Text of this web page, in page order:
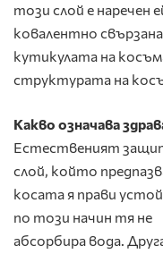
този слой е наречен
ковалентно
кутикулата на
структурата на
Какво означава
Естественият
слой, който
косата я прави
по този начин тя не
абсорбира вода.